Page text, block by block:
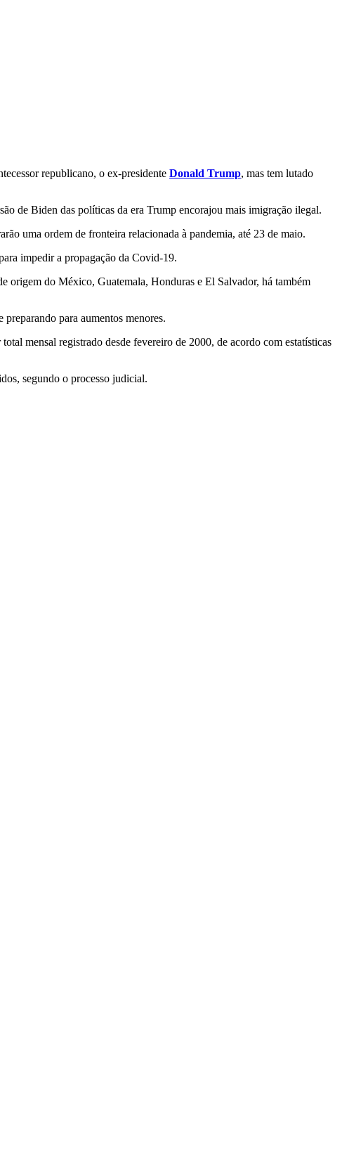
republicano, o ex-presidente Donald Trump, mas tem lutado
de Biden das políticas da era Trump encorajou mais imigração ilegal.
uma ordem de fronteira relacionada à pandemia, até 23 de maio.
impedir a propagação da Covid-19.
origem do México, Guatemala, Honduras e El Salvador, há também
para aumentos menores.
mensal registrado desde fevereiro de 2000, de acordo com estatísticas
segundo o processo judicial.